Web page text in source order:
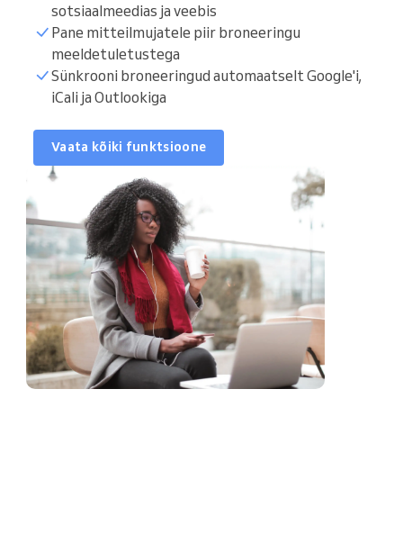
Sünkrooni kalender
sotsiaalmeedias ja veebis
Pane mitteilmujatele piir broneeringu
meeldetuletustega
Sünkrooni broneeringud automaatselt Google'i,
iCali ja Outlookiga
Vaata kõiki funktsioone